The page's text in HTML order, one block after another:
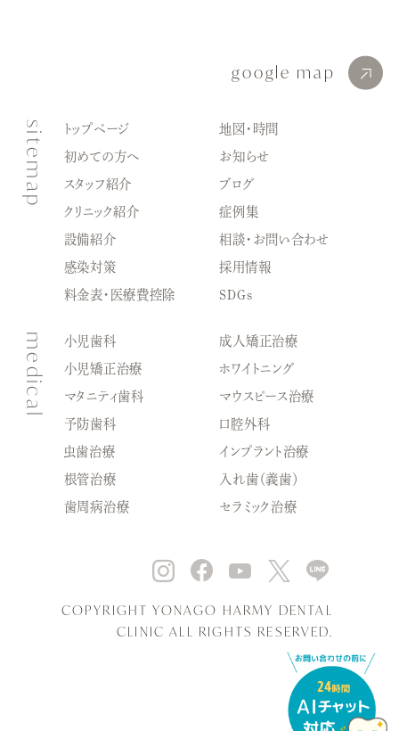
google map
sitemap トップページ
初めての方へ
スタッフ紹介
クリニック紹介
設備紹介
感染対策
料金表・医療費控除
地図・時間
お知らせ
ブログ
症例集
相談・お問い合わせ
採用情報
SDGｓ
medical 小児歯科
小児矯正治療
マタニティ歯科
予防歯科
虫歯治療
根管治療
歯周病治療
成人矯正治療
ホワイトニング
マウスピース治療
口腔外科
インプラント治療
入れ歯（義歯）
セラミック治療
COPYRIGHT YONAGO HARMY DENTAL
CLINIC ALL RIGHTS RESERVED.